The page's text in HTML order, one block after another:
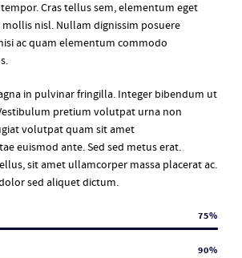
Cras tellus sem, elementum eget
mollis nisl. Nullam dignissim posuere
ac quam elementum commodo
in pulvinar fringilla. Integer bibendum ut
pretium volutpat urna non
volutpat quam sit amet
euismod ante. Sed sed metus erat.
sit amet ullamcorper massa placerat ac.
sed aliquet dictum.
75%
90%